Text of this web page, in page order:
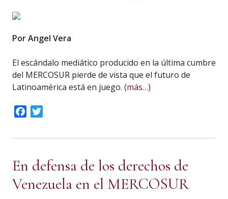
Por Angel Vera
El escándalo mediático producido en la última cumbre
del MERCOSUR pierde de vista que el futuro de
Latinoamérica está en juego. (más…)
Facebook
En defensa de los derechos de
Venezuela en el MERCOSUR